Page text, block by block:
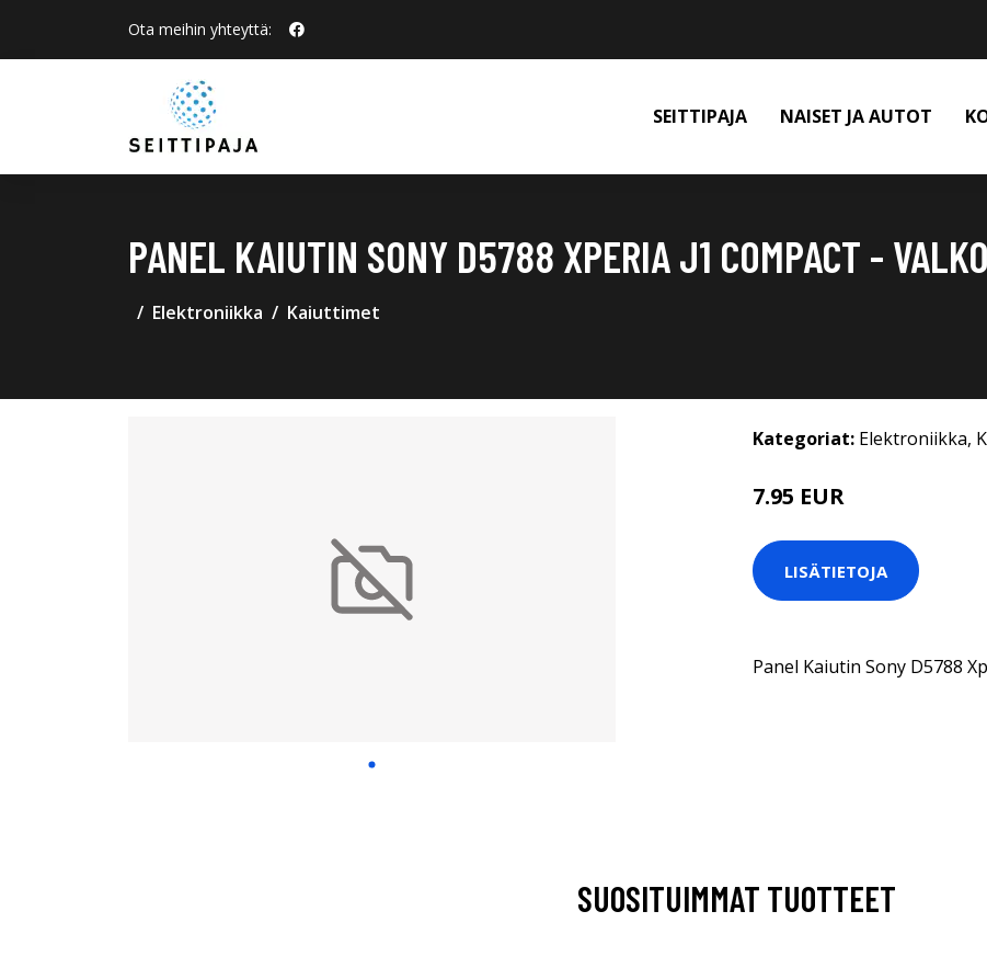
Ota meihin yhteyttä:
SEITTIPAJA NAISET JA AUTOT
PANEL KAIUTIN SONY D5788 XPERIA J1 COMPACT -
Elektroniikka Kaiuttimet
Kategoriat: Elektroniikka,
7.95 EUR
LISÄTIETOJA
Panel Kaiutin Sony D5788
SUOSITUIMMAT TUOTTEET